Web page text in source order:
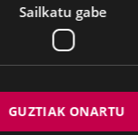
feriako
Plazan,
Sailkatu gabe
GUZTIAK ONARTU